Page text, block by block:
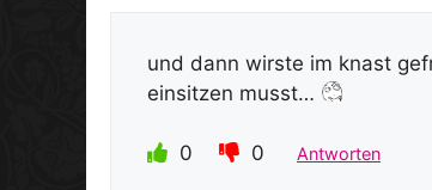
und dann wirste im knast
einsitzen musst…
0 0 Antworten